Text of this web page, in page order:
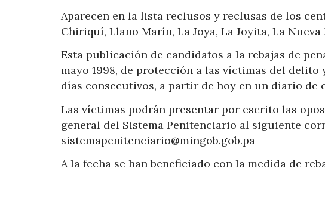
Aparecen en la lista reclusos y reclusas de los
Chiriquí, Llano Marín, La Joya, La Joyita, La Nueva
Esta publicación de candidatos a la rebajas de
mayo 1998, de protección a las víctimas del
días consecutivos, a partir de hoy en un diario de
Las víctimas podrán presentar por escrito las
general del Sistema Penitenciario al siguiente
sistemapenitenciario@mingob.gob.pa‬
A la fecha se han beneficiado con la medida de